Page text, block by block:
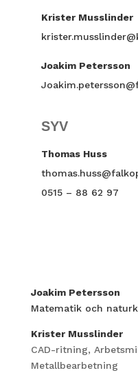
Krister Musslinder
Joakim Petersson
SYV
Thomas Huss
0515 – 88 62 97
Joakim Petersson
Matematik och
Krister Musslinder
CAD-ritning,
Metallbearbetning